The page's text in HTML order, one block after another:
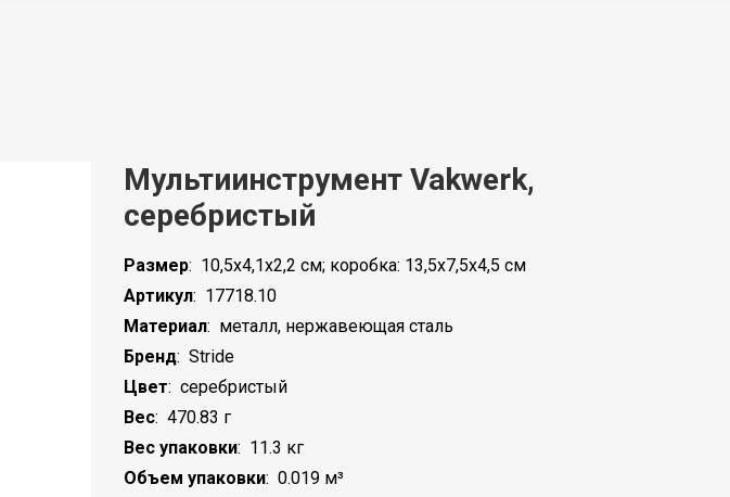
Мультиинструмент Vakwerk,
серебристый
Размер: 10,5х4,1х2,2 см; коробка: 13,5x7,5x4,5 см
Артикул: 17718.10
Материал: металл, нержавеющая сталь
Бренд: Stride
Цвет: серебристый
Вес: 470.83 г
Вес упаковки: 11.3 кг
Объем упаковки: 0.019 м³